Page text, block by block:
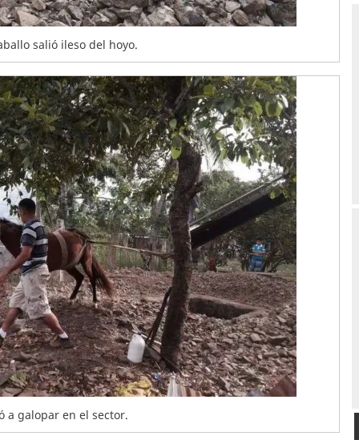
salió ileso del hoyo.
a galopar en el sector.